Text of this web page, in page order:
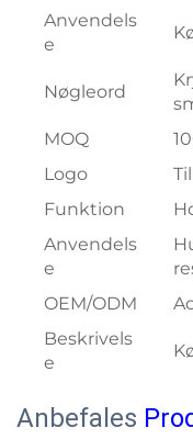
Anvendels
e
Nøgleord
MOQ
Logo
Funktion
Anvendels
e
OEM/ODM
Beskrivels
e
Anbefales